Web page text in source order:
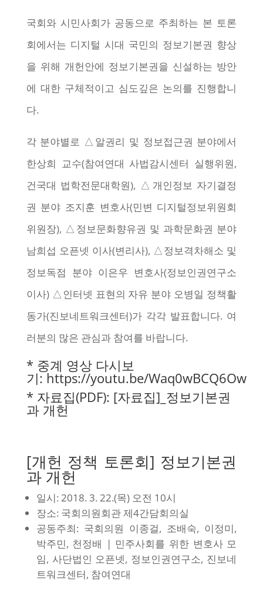
국회와 시민사회가 공동으로 주최하는 본 토론
회에서는 디지털 시대 국민의 정보기본권 향상
을 위해 개헌안에 정보기본권을 신설하는 방안
에 대한 구체적이고 심도깊은 논의를 진행합니
다.
각 분야별로 △알권리 및 정보접근권 분야에서
한상희 교수(참여연대 사법감시센터 실행위원,
건국대 법학전문대학원), △개인정보 자기결정
권 분야 조지훈 변호사(민변 디지털정보위원회
위원장), △정보문화향유권 및 과학문화권 분야
남희섭 오픈넷 이사(변리사), △정보격차해소 및
정보독점 분야 이은우 변호사(정보인권연구소
이사) △인터넷 표현의 자유 분야 오병일 정책활
동가(진보네트워크센터)가 각각 발표합니다. 여
러분의 많은 관심과 참여를 바랍니다.
* 중계 영상 다시보
기:https://youtu.be/Waq0wBCQ6Ow
* 자료집(PDF): [자료집]_정보기본권
과 개헌
[개헌 정책 토론회] 정보기본권
과 개헌
일시: 2018. 3. 22.(목) 오전 10시
장소: 국회의원회관 제4간담회의실
공동주최: 국회의원 이종걸, 조배숙, 이정미,
박주민, 천정배 | 민주사회를 위한 변호사 모
임, 사단법인 오픈넷, 정보인권연구소, 진보네
트워크센터, 참여연대